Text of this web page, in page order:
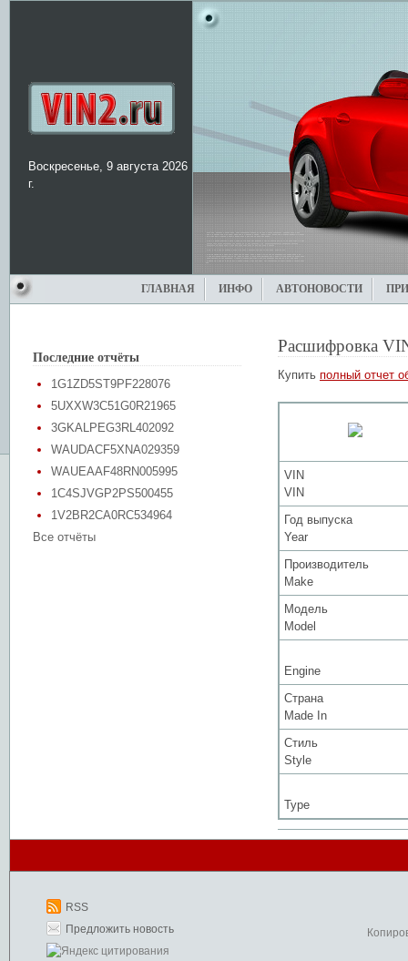
Воскресенье, 9 августа 2026
г.
ГЛАВНАЯ ИНФО АВТОНОВОСТИ
Последние отчёты
1G1ZD5ST9PF228076
5UXXW3C51G0R21965
3GKALPEG3RL402092
WAUDACF5XNA029359
WAUEAAF48RN005995
1C4SJVGP2PS500455
1V2BR2CA0RC534964
Все отчёты
Расшифровка
Купить полный отчет
VIN
VIN
Год выпуска
Year
Производитель
Make
Модель
Model
Engine
Страна
Made In
Стиль
Style
Type
RSS
Предложить новость